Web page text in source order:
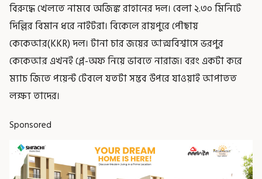
বিরুদ্ধে খেলতে নামবে অজিঙ্ক রাহানের দল। বেলা ২.৩০ মিনিটে
দিল্লির বিমান ধরে নাইটরা। বিকেলে রায়পুরে পৌছায়
কেকেআর(KKR) দল। টানা চার জয়ের আত্মবিশ্বাসে ভরপুর
কেকেআর এখনই প্লে-অফ নিয়ে ভাবতে নারাজ। বরং একটা করে
ম্যাচ জিতে পয়েন্ট টেবলে যতটা সম্ভব উপরে যাওয়াই আপাতত
লক্ষ্য তাদের।
Sponsored